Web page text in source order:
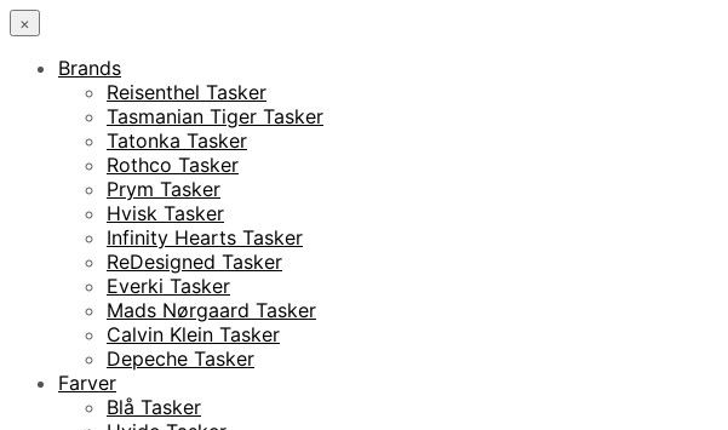
×
Brands
Reisenthel Tasker
Tasmanian Tiger Tasker
Tatonka Tasker
Rothco Tasker
Prym Tasker
Hvisk Tasker
Infinity Hearts Tasker
ReDesigned Tasker
Everki Tasker
Mads Nørgaard Tasker
Calvin Klein Tasker
Depeche Tasker
Farver
Blå Tasker